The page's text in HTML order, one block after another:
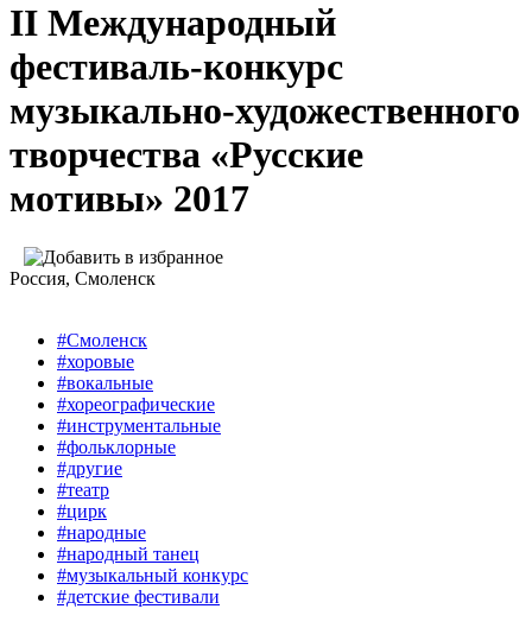
II Международный
фестиваль-конкурс
музыкально-художественного
творчества «Русские
мотивы» 2017
Россия, Смоленск
#Смоленск
#хоровые
#вокальные
#хореографические
#инструментальные
#фольклорные
#другие
#театр
#цирк
#народные
#народный танец
#музыкальный конкурс
#детские фестивали